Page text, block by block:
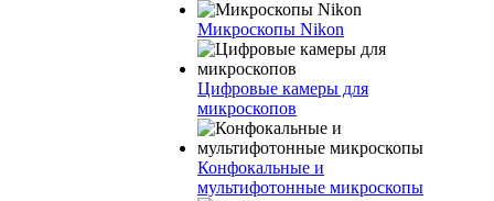
Микроскопы Nikon
Цифровые камеры для
микроскопов
Конфокальные и
мультифотонные микроскопы